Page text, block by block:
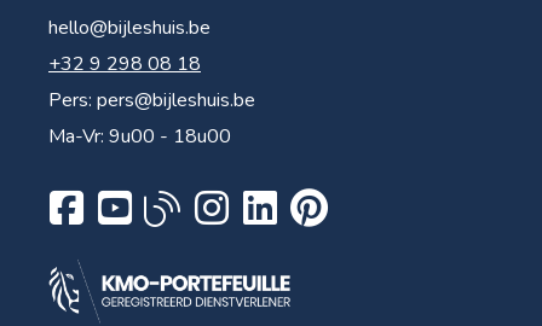
hello@bijleshuis.be
+32 9 298 08 18
Pers: pers@bijleshuis.be
Ma-Vr: 9u00 - 18u00